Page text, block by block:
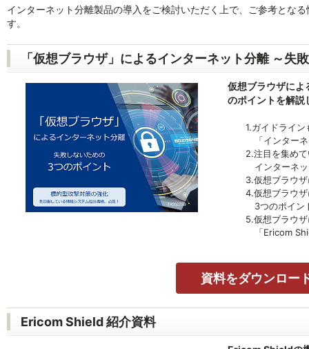
インターネット分離製品の導入をご検討いただく上で、ご参考とな
す。
「仮想ブラウザ」によるインターネット分離 ～失
仮想ブラウザによ
のポイントを解説
1.ガイドライン
「インターネ
2.注目を集めて
インターネッ
3.仮想ブラウザ
4.仮想ブラウザ
3つのポイン
5.仮想ブラウザ
「Ericom
資料をダウンロー
Ericom Shield 紹介資料